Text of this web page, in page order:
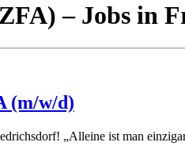
– Jobs in
(m/w/d)
„Alleine ist man